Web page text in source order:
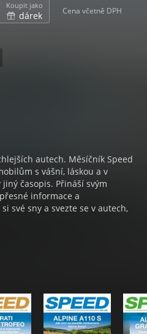
Koupit jako
dárek Cena včetně DPH
autech. Měsíčník Speed
s vášní, láskou a v
časopis. Přináší svým
informace a
své sny a svezte se v autech,